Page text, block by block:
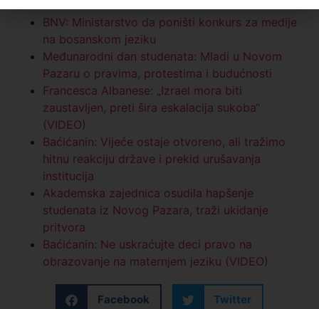
BNV: Ministarstvo da poništi konkurs za medije
na bosanskom jeziku
Međunarodni dan studenata: Mladi u Novom
Pazaru o pravima, protestima i budućnosti
Francesca Albanese: „Izrael mora biti
zaustavljen, preti šira eskalacija sukoba“
(VIDEO)
Baćićanin: Vijeće ostaje otvoreno, ali tražimo
hitnu reakciju države i prekid urušavanja
institucija
Akademska zajednica osudila hapšenje
studenata iz Novog Pazara, traži ukidanje
pritvora
Baćićanin: Ne uskraćujte deci pravo na
obrazovanje na maternjem jeziku (VIDEO)
Facebook Twitter